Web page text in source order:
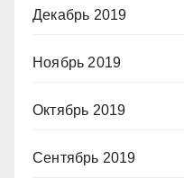
Декабрь 2019
Ноябрь 2019
Октябрь 2019
Сентябрь 2019